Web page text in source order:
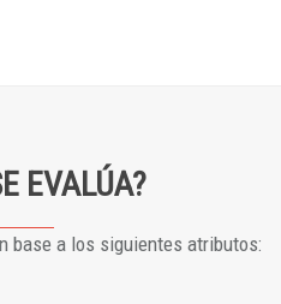
EVALÚA?
base a los siguientes atributos: